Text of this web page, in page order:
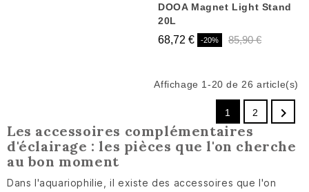
DOOA Magnet Light Stand
20L
68,72 € -20% 85,90 €
Affichage 1-20 de 26 article(s)
1 2 
Les accessoires complémentaires
d'éclairage : les pièces que l'on cherche
au bon moment
Dans l'aquariophilie, il existe des accessoires que l'on